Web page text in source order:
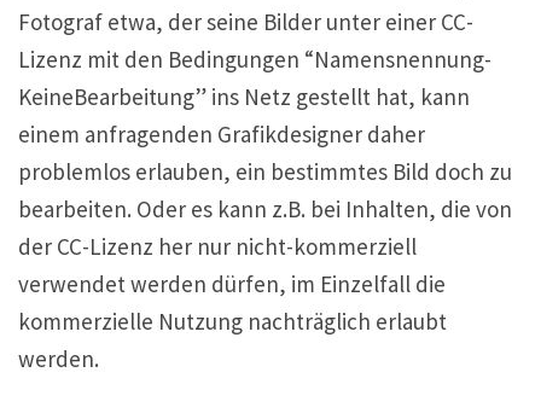
Fotograf etwa, der seine Bilder unter einer CC-
Lizenz mit den Bedingungen “Namensnennung-
KeineBearbeitung” ins Netz gestellt hat, kann
einem anfragenden Grafikdesigner daher
problemlos erlauben, ein bestimmtes Bild doch zu
bearbeiten. Oder es kann z.B. bei Inhalten, die von
der CC-Lizenz her nur nicht-kommerziell
verwendet werden dürfen, im Einzelfall die
kommerzielle Nutzung nachträglich erlaubt
werden.